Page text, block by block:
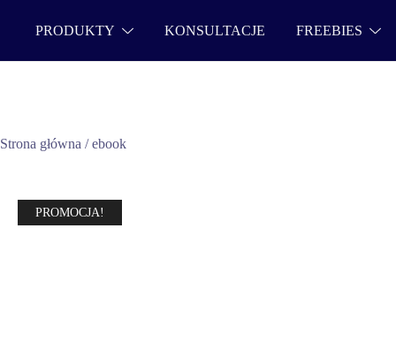
PRODUKTY KONSULTACJE FREEBIES
Strona główna /ebook
PROMOCJA!